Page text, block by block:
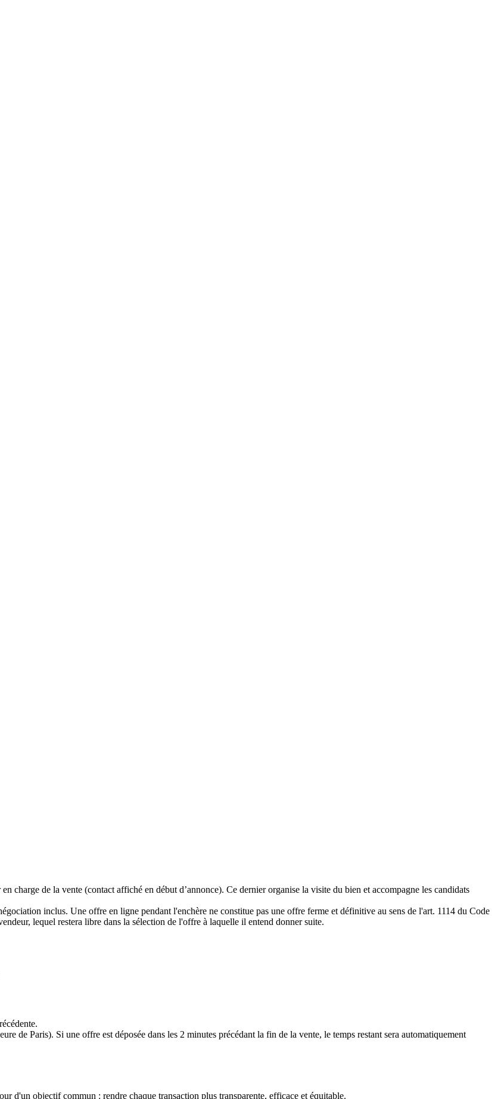
charge de la vente (contact affiché en début d’annonce). Ce dernier organise la visite du bien et accompagne les candidats
inclus. Une offre en ligne pendant l'enchère ne constitue pas une offre ferme et définitive au sens de l'art. 1114 du Code
lequel restera libre dans la sélection de l'offre à laquelle il entend donner suite.
de Paris). Si une offre est déposée dans les 2 minutes précédant la fin de la vente, le temps restant sera automatiquement
d'un objectif commun : rendre chaque transaction plus transparente, efficace et équitable.